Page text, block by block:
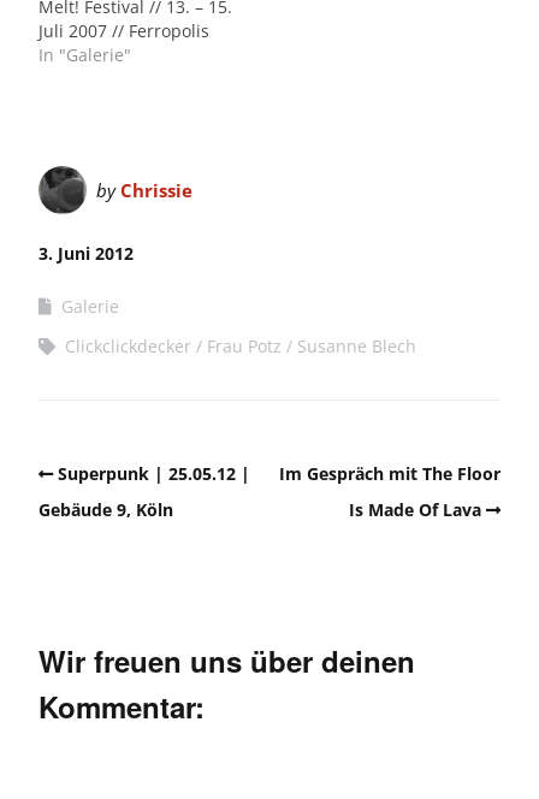
Melt! Festival // 13. – 15.
Juli 2007 // Ferropolis
In "Galerie"
byChrissie
3. Juni 2012
Galerie
Clickclickdecker
Frau Potz Susanne Blech
Superpunk | 25.05.12 |
Gebäude 9, Köln
Im Gespräch mit The Floor
Is Made Of Lava
Wir freuen uns über deinen
Kommentar: